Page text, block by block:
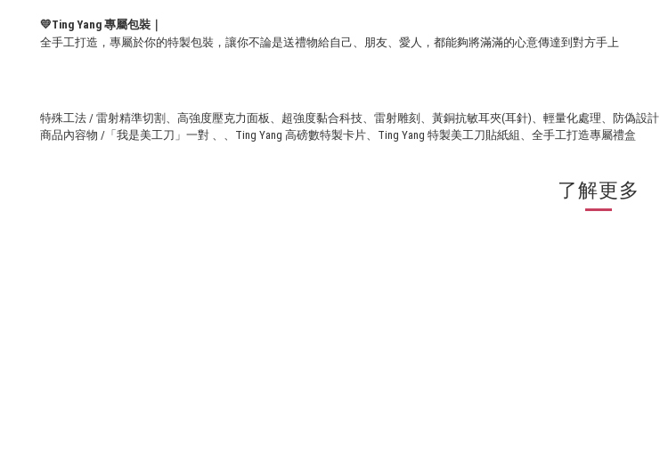
💛Ting Yang 專屬包裝｜
全手工打造，專屬於你的特製包裝，讓你不論是送禮物給自己、朋友、愛人，都能夠將滿滿的心意傳達到對方手上
特殊工法 / 雷射精準切割、高強度壓克力面板、超強度黏合科技、雷射雕刻、黃銅抗敏耳夾(耳針)、輕量化處理、防偽設計
商品內容物 /「我是美工刀」一對 、 、 Ting Yang 高磅數特製卡片、 Ting Yang 特製美工刀貼紙組 、 全手工打造專屬禮盒
了解更多